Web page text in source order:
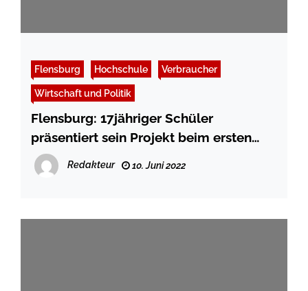
Flensburg Hochschule Verbraucher
Wirtschaft und Politik
Flensburg: 17jähriger Schüler
präsentiert sein Projekt beim ersten
norddeutschen CoCreation Pitch
Redakteur 10. Juni 2022